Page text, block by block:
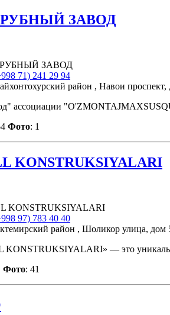
ЗАВОД
71) 241 29 94
район , Навои проспект,
ассоциации
Фото: 1
KONSTRUKSIYALARI
97) 783 40 40
район , Шоликор улица,
— это
Фото: 41